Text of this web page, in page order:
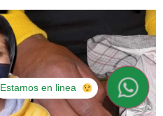
Estamos en linea